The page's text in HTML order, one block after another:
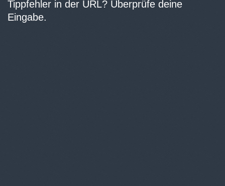
Tippfehler in der URL? Überprüfe deine
Eingabe.